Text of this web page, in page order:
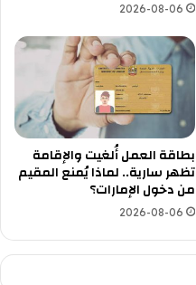
2026-08-06
بطاقة العمل أُلغيت والإقامة
تظهر سارية.. لماذا يُمنع المقيم
من دخول الإمارات؟
2026-08-06